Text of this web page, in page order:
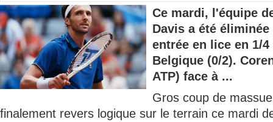
Ce mardi, l'équipe
Davis a été
entrée en lice en 1/
Belgique (0/2).
ATP) face à ...
Gros coup de
finalement revers logique sur le terrain ce mardi